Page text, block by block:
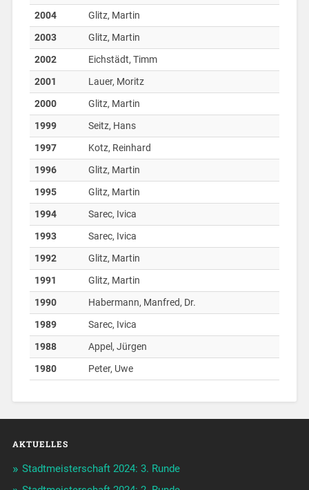
2004
Glitz, Martin
2003
Glitz, Martin
2002
Eichstädt, Timm
2001
Lauer, Moritz
2000
Glitz, Martin
1999
Seitz, Hans
1997
Kotz, Reinhard
1996
Glitz, Martin
1995
Glitz, Martin
1994
Sarec, Ivica
1993
Sarec, Ivica
1992
Glitz, Martin
1991
Glitz, Martin
1990
Habermann, Manfred, Dr.
1989
Sarec, Ivica
1988
Appel, Jürgen
1980
Peter, Uwe
AKTUELLES
Stadtmeisterschaft 2024: 3. Runde